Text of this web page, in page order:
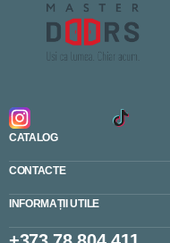
CATALOG
CONTACTE
INFORMAȚII UTILE